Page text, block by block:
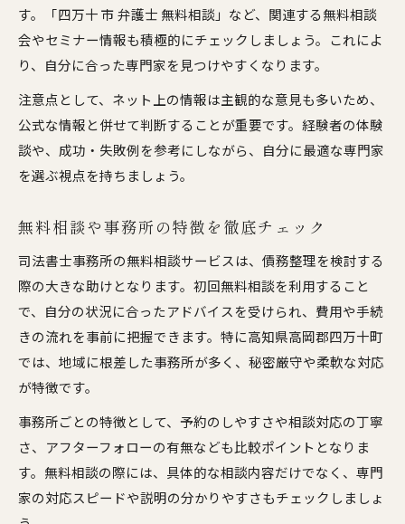
す。「四万十 市 弁護士 無料相談」など、関連する無料相談
会やセミナー情報も積極的にチェックしましょう。これによ
り、自分に合った専門家を見つけやすくなります。
注意点として、ネット上の情報は主観的な意見も多いため、
公式な情報と併せて判断することが重要です。経験者の体験
談や、成功・失敗例を参考にしながら、自分に最適な専門家
を選ぶ視点を持ちましょう。
無料相談や事務所の特徴を徹底チェック
司法書士事務所の無料相談サービスは、債務整理を検討する
際の大きな助けとなります。初回無料相談を利用すること
で、自分の状況に合ったアドバイスを受けられ、費用や手続
きの流れを事前に把握できます。特に高知県高岡郡四万十町
では、地域に根差した事務所が多く、秘密厳守や柔軟な対応
が特徴です。
事務所ごとの特徴として、予約のしやすさや相談対応の丁寧
さ、アフターフォローの有無なども比較ポイントとなりま
す。無料相談の際には、具体的な相談内容だけでなく、専門
家の対応スピードや説明の分かりやすさもチェックしましょ